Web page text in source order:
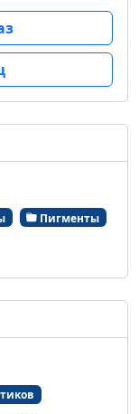
Пигменты